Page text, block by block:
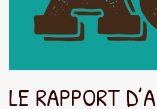
LE RAPPORT